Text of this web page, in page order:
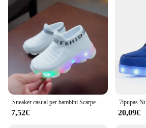
Sneaker casual per bambini Scarpe per bambini per ragazza Scarpe leggere a LED Scarpe sportive Calzini luminosi Scarpe comode per bambini piccoli Scarpe da tennis
7,52€ 20,09€